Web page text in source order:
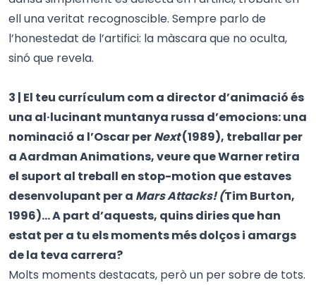
ell una veritat recognoscible. Sempre parlo de
l’honestedat de l’artifici: la màscara que no oculta,
sinó que revela.
3 | El teu currículum com a director d’animació és
una al·lucinant muntanya russa d’emocions: una
nominació a l’Oscar perNext(1989), treballar per
a Aardman Animations, veure que Warner retira
el suport al treball en stop-motion que estaves
desenvolupant per a Mars Attacks! (Tim Burton,
1996)… A part d’aquests, quins diries que han
estat per a tu els moments més dolços i amargs
de la teva carrera?
Molts moments destacats, però un per sobre de tots.